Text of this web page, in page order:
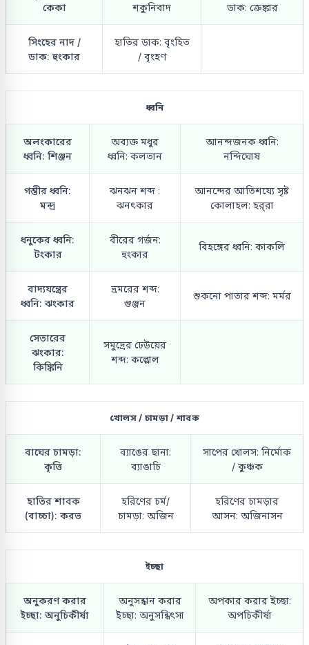
কেকা
শকুনিবাদ
ডাক: ক্রেঙ্কার
সিংহের নাদ /
ডাক: হুংকার
হাতির ডাক: বৃংহিত
/ বৃংহণ
ধ্বনি
অলংকারের
ধ্বনি: শিঞ্জন
অব্যক্ত মধুর
ধ্বনি: কলতান
আনন্দজনক ধ্বনি:
নন্দিঘোষ
গম্ভীর ধ্বনি:
মন্দ্র
ঝনঝন শব্দ :
ঝনৎকার
আনন্দের আতিশয্যে সৃষ্ট
কোলাহল: হর্‌রা
ধনুকের ধ্বনি:
টংকার
বীরের গর্জন:
হুংকার
বিহঙ্গের ধ্বনি: কাকলি
বাদ্যযন্ত্রের
ধ্বনি: ঝংকার
ভ্রমরের শব্দ:
গুঞ্জন
শুকনো পাতার শব্দ: মর্মর
সেতারের
ঝংকার:
কিঙ্কিনি
সমুদ্রের ঢেউয়ের
শব্দ: কল্লোল
খোলস / চামড়া / শাবক
বাঘের চামড়া:
কৃত্তি
ব্যাঙের ছানা:
ব্যাঙাচি
সাপের খোলস: নির্মোক
/ কুঞ্চক
হাতির শাবক
(বাচ্চা): করভ
হরিণের চর্ম/
চামড়া: অজিন
হরিণের চামড়ার
আসন: অজিনাসন
ইচ্ছা
অনুকরণ করার
ইচ্ছা: অনুচিকীর্ষা
অনুসন্ধান করার
ইচ্ছা: অনুসন্ধিৎসা
অপকার করার ইচ্ছা:
অপচিকীর্ষা